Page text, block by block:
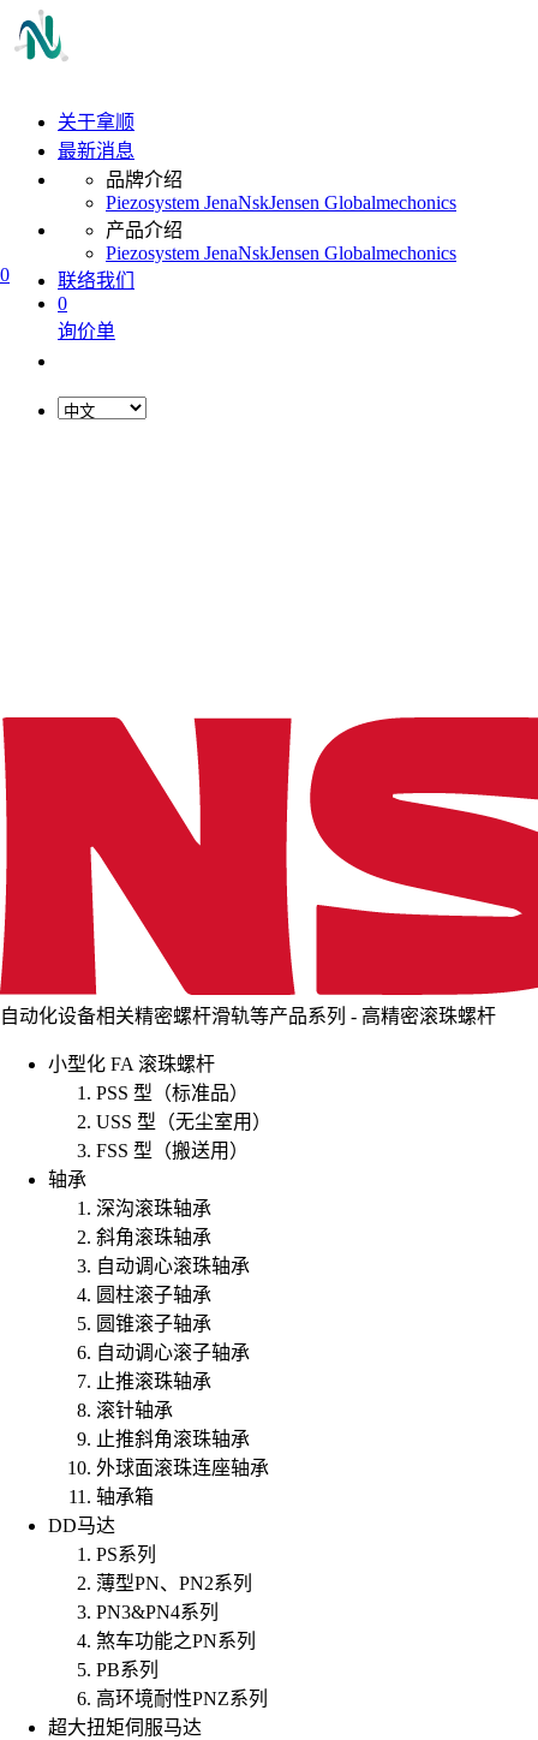
0
关于拿顺
最新消息
品牌介绍
Piezosystem JenaNskJensen Globalmechonics
产品介绍
Piezosystem JenaNskJensen Globalmechonics
联络我们
0
询价单
自动化设备相关精密螺杆滑轨等产品系列 - 高精密滚珠螺杆
小型化 FA 滚珠螺杆
PSS 型（标准品）
USS 型（无尘室用）
FSS 型（搬送用）
轴承
深沟滚珠轴承
斜角滚珠轴承
自动调心滚珠轴承
圆柱滚子轴承
圆锥滚子轴承
自动调心滚子轴承
止推滚珠轴承
滚针轴承
止推斜角滚珠轴承
外球面滚珠连座轴承
轴承箱
DD马达
PS系列
薄型PN、PN2系列
PN3&PN4系列
煞车功能之PN系列
PB系列
高环境耐性PNZ系列
超大扭矩伺服马达